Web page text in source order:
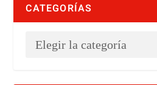
CATEGORÍAS